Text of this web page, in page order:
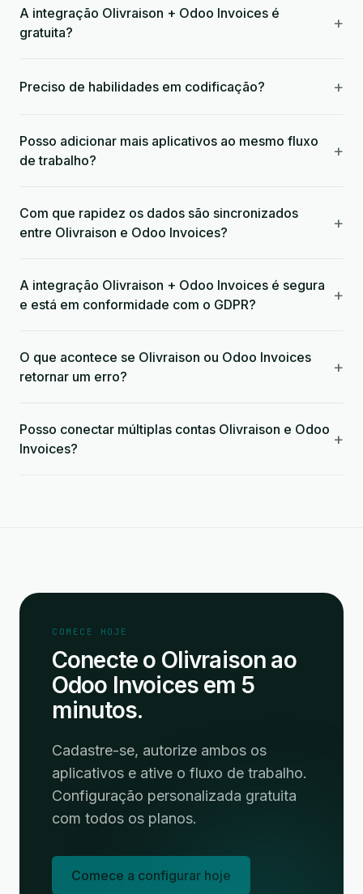
A integração Olivraison + Odoo Invoices é
gratuita?
+
Preciso de habilidades em codificação? +
Posso adicionar mais aplicativos ao mesmo fluxo
de trabalho?
+
Com que rapidez os dados são sincronizados
entre Olivraison e Odoo Invoices?
+
A integração Olivraison + Odoo Invoices é segura
e está em conformidade com o GDPR?
+
O que acontece se Olivraison ou Odoo Invoices
retornar um erro?
+
Posso conectar múltiplas contas Olivraison e Odoo
Invoices?
+
COMECE HOJE
Conecte o Olivraison ao
Odoo Invoices em 5
minutos.
Cadastre-se, autorize ambos os
aplicativos e ative o fluxo de trabalho.
Configuração personalizada gratuita
com todos os planos.
Comece a configurar hoje